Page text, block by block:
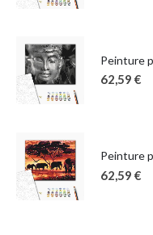
62,59 €
Peinture
62,59 €